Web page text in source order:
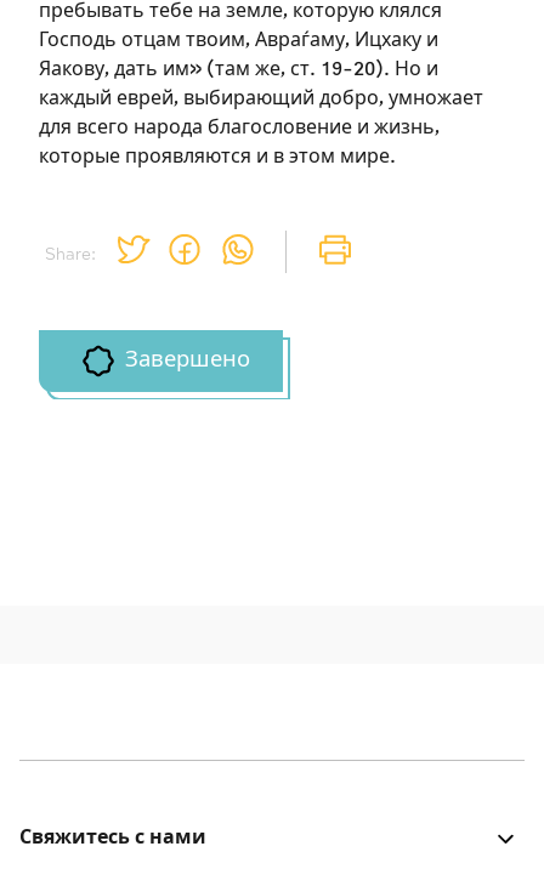
Share:
пребывать тебе на земле, которую клялся
Господь отцам твоим, Авраѓаму, Ицхаку и
Яакову, дать им» (там же, ст. 19-20). Но и
каждый еврей, выбирающий добро, умножает
для всего народа благословение и жизнь,
которые проявляются и в этом мире.
Завершено
Свяжитесь с нами